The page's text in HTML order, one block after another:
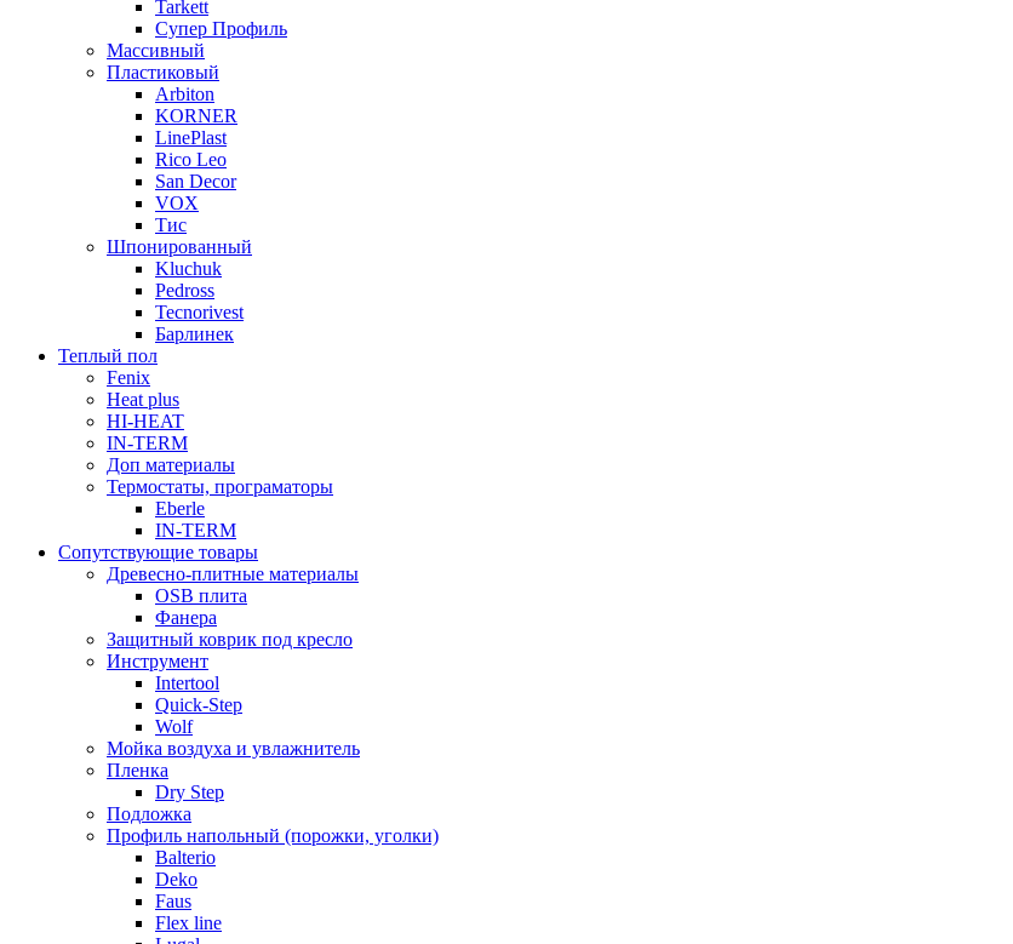
Tarkett
Супер Профиль
Массивный
Пластиковый
Arbiton
KORNER
LinePlast
Rico Leo
San Decor
VOX
Тис
Шпонированный
Kluchuk
Pedross
Tecnorivest
Барлинек
Теплый пол
Fenix
Heat plus
HI-HEAT
IN-TERM
Доп материалы
Термостаты, програматоры
Eberle
IN-TERM
Сопутствующие товары
Древесно-плитные материалы
OSB плита
Фанера
Защитный коврик под кресло
Инструмент
Intertool
Quick-Step
Wolf
Мойка воздуха и увлажнитель
Пленка
Dry Step
Подложка
Профиль напольный (порожки, уголки)
Balterio
Deko
Faus
Flex line